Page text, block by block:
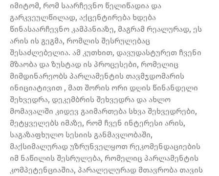
იმიტომ, რომ საარჩევნო წელიწადია და
გარკვეულწილად, აქცენტირება ხდება
წინასაარჩევნო კამპანიაზე, მაგრამ რეალურად, ეს
არის ის გეგმა, რომლის შესრულებაც
შესაძლებელია. ამ კუთხით, დავუდასტურეთ ჩვენი
მზაობა და ზუსტად ის პროცესები, რომელიც
მიმდინარეობს პარლამენტის თავმჯდომარის
ინიციატივით , მათ შორის ორი დღის წინანდელი
შეხვედრა, დეკემბრის შეხვედრა და ახლო
მომავალში კიდევ გაიმართება სხვა შეხვედრები,
მეტყველებს იმაზე, რომ ჩვენ ინტერესი არის,
საგაზაფხულო სესიის განმავლობაში,
მაქსიმალურად უზრუნველყოთ რეკომენდაციების
იმ ნაწილის შესრულება, რომელიც პარლამენტის
კომპეტენციაშია, პარალელურად მთავრობა თავის